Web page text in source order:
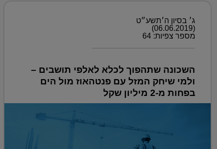
ג׳ בסיון ה׳תשע״ט
(06.06.2019)
מספר צפיות: 64
השכונה שתהפוך לכלא לאלפי תושבים –
ולמי שיחק המזל עם פנטהאוז מול הים
בפחות מ-2 מיליון שקל